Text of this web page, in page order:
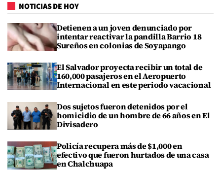
NOTICIAS DE HOY
Detienen a un joven denunciado por
intentar reactivar la pandilla Barrio 18
Sureños en colonias de Soyapango
El Salvador proyecta recibir un total de
160,000 pasajeros en el Aeropuerto
Internacional en este periodo vacacional
Dos sujetos fueron detenidos por el
homicidio de un hombre de 66 años en El
Divisadero
Policía recupera más de $1,000 en
efectivo que fueron hurtados de una casa
en Chalchuapa